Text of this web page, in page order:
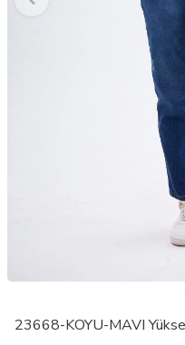
23668-KOYU-MAVI